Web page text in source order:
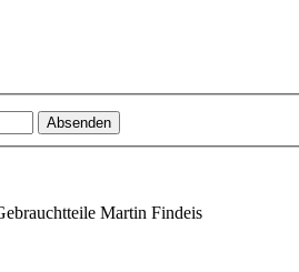
Martin Findeis